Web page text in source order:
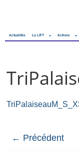
Actualités La LIFT Actions
← Précédent